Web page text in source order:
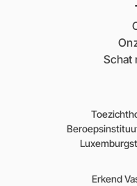
Schat
Erkend